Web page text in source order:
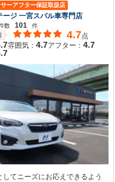
ーアフター保証取扱店
ージ 一宮スバル車専門店
数 101
件
4.7点
雰囲気： 4.7アフター： 4.7
してニーズにお応えできるよう